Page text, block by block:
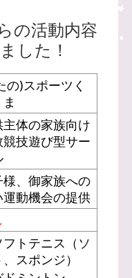
の活動内容
した！
の)スポーツく
主体の家族向け
競技遊び型サー
様、御家族への
運動機会の提供
フトテニス（ソ
スポンジ）